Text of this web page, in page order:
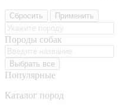
Сбросить Применить
Породы собак
Выбрать все
Популярные
Каталог пород